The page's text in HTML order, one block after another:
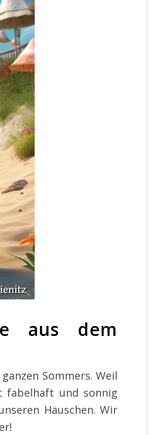
aus dem
Sommers. Weil
fabelhaft und sonnig
Häuschen. Wir